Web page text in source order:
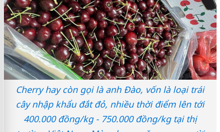
Cherry hay còn gọi là anh Đào, vốn là loại trái
cây nhập khẩu đắt đỏ, nhiều thời điểm lên tới
400.000 đồng/kg - 750.000 đồng/kg tại thị